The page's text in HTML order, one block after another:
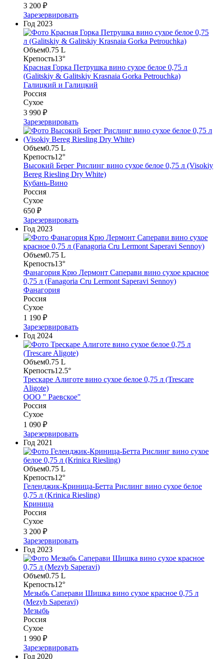
3 200 ₽
Зарезервировать
Год 2023
Объем0.75 L
Крепость13°
Красная Горка Петрушка вино сухое белое 0,75 л
(Galitskiy & Galitskiy Krasnaia Gorka Petrouchka)
Галицкий и Галицкий
Россия
Сухое
3 990 ₽
Зарезервировать
Объем0.75 L
Крепость12°
Высокий Берег Рислинг вино сухое белое 0,75 л (Visokiy
Bereg Riesling Dry White)
Кубань-Вино
Россия
Сухое
650 ₽
Зарезервировать
Год 2023
Объем0.75 L
Крепость13°
Фанагория Крю Лермонт Саперави вино сухое красное
0,75 л (Fanagoria Cru Lermont Saperavi Sennoy)
Фанагория
Россия
Сухое
1 190 ₽
Зарезервировать
Год 2024
Объем0.75 L
Крепость12.5°
Трескаре Алиготе вино сухое белое 0,75 л (Trescare
Aligote)
ООО " Раевское"
Россия
Сухое
1 090 ₽
Зарезервировать
Год 2021
Объем0.75 L
Крепость12°
Геленджик-Криница-Бетта Рислинг вино сухое белое
0,75 л (Krinica Riesling)
Криница
Россия
Сухое
3 200 ₽
Зарезервировать
Год 2023
Объем0.75 L
Крепость12°
Мезыбь Саперави Шишка вино сухое красное 0,75 л
(Mezyb Saperavi)
Мезыбь
Россия
Сухое
1 990 ₽
Зарезервировать
Год 2020